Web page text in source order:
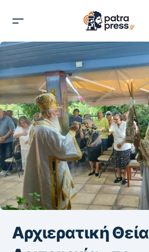
Αρχιερατική Θεία